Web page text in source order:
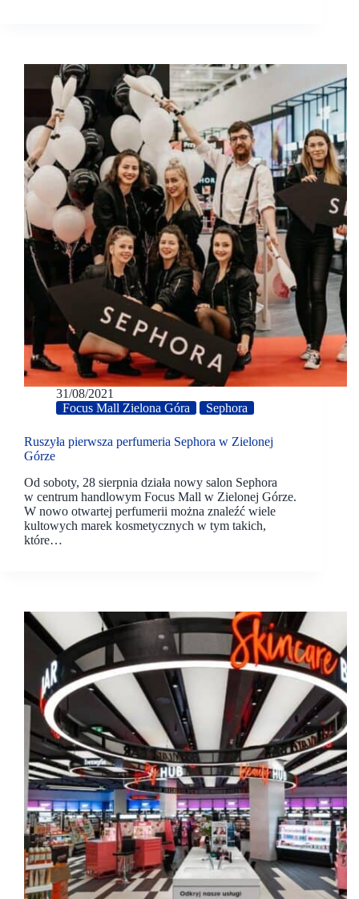
31/08/2021
Focus Mall Zielona Góra
Sephora
Ruszyła pierwsza perfumeria Sephora w Zielonej
Górze
Od soboty, 28 sierpnia działa nowy salon Sephora
w centrum handlowym Focus Mall w Zielonej Górze.
W nowo otwartej perfumerii można znaleźć wiele
kultowych marek kosmetycznych w tym takich,
które…